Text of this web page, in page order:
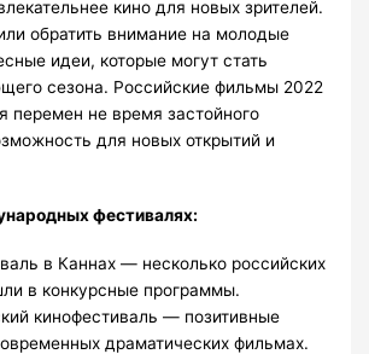
кино для новых зрителей.
обратить внимание на молодые
идеи, которые могут стать
сезона. Российские фильмы 2022
перемен не время застойного
для новых открытий и
фестивалях:
в Каннах — несколько российских
в конкурсные программы.
кинофестиваль — позитивные
драматических фильмах.